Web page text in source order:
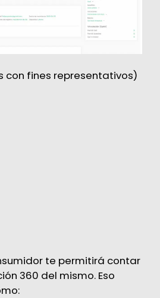
con fines representativos)
te permitirá contar
360 del mismo. Eso